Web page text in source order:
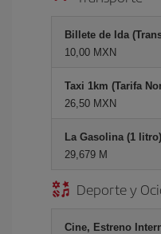
Billete de Ida
10,00 MXN
Taxi 1km (Tarifa
26,50 MXN
La Gasolina (1 litro)
29,679 M
Deporte y
Cine, Estreno